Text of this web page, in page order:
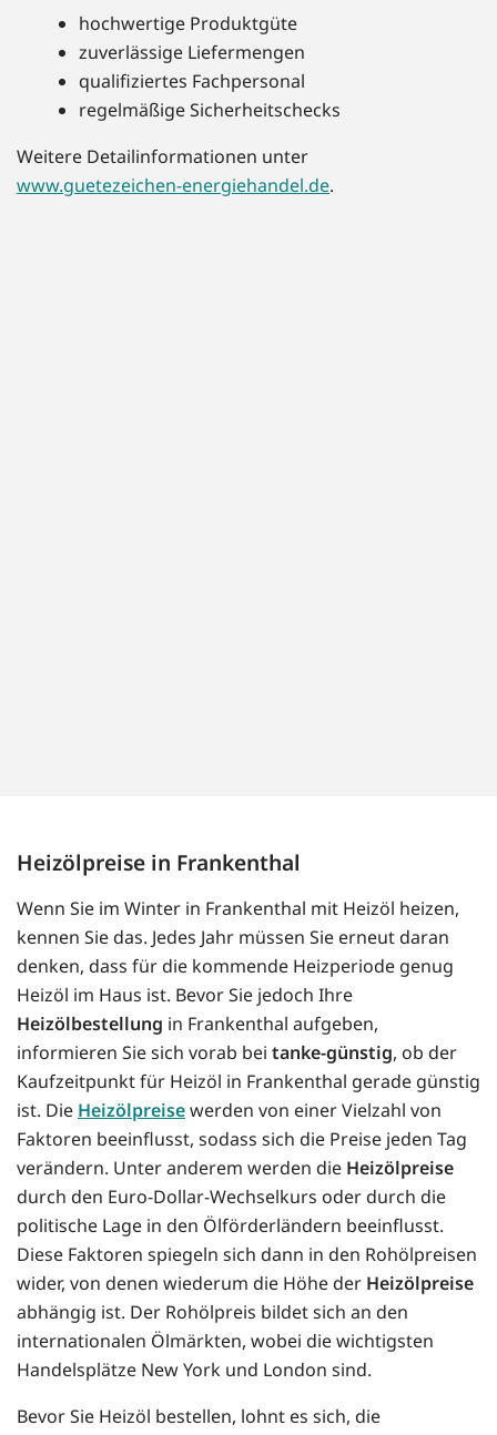
hochwertige Produktgüte
zuverlässige Liefermengen
qualifiziertes Fachpersonal
regelmäßige Sicherheitschecks
Weitere Detailinformationen unter
www.guetezeichen-energiehandel.de.
Heizölpreise in Frankenthal
Wenn Sie im Winter in Frankenthal mit Heizöl heizen,
kennen Sie das. Jedes Jahr müssen Sie erneut daran
denken, dass für die kommende Heizperiode genug
Heizöl im Haus ist. Bevor Sie jedoch Ihre
Heizölbestellung in Frankenthal aufgeben,
informieren Sie sich vorab bei tanke-günstig, ob der
Kaufzeitpunkt für Heizöl in Frankenthal gerade günstig
ist. Die Heizölpreisewerden von einer Vielzahl von
Faktoren beeinflusst, sodass sich die Preise jeden Tag
verändern. Unter anderem werden die Heizölpreise
durch den Euro-Dollar-Wechselkurs oder durch die
politische Lage in den Ölförderländern beeinflusst.
Diese Faktoren spiegeln sich dann in den Rohölpreisen
wider, von denen wiederum die Höhe der Heizölpreise
abhängig ist. Der Rohölpreis bildet sich an den
internationalen Ölmärkten, wobei die wichtigsten
Handelsplätze New York und London sind.
Bevor Sie Heizöl bestellen, lohnt es sich, die